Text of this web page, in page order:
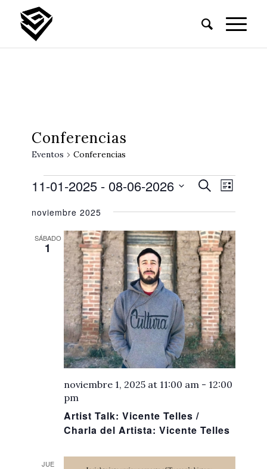
Conferencias
Eventos Conferencias
de
vistas
de
Eventos
Buscar
vistas
Lista
11-01-2025 - 08-06-2026
fecha.
noviembre 2025
SÁBADO
1
Artist Talk: Vicente Telles /
Charla del Artista: Vicente Telles
noviembre 1, 2025 at 11:00 am - 12:00
pm
JUE